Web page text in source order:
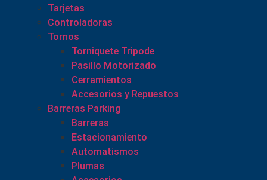
Tarjetas
Controladoras
Tornos
Torniquete Tripode
Pasillo Motorizado
Cerramientos
Accesorios y Repuestos
Barreras Parking
Barreras
Estacionamiento
Automatismos
Plumas